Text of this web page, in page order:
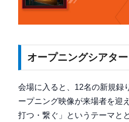
オープニングシアター
会場に入ると、12名の新規録
ープニング映像が来場者を迎
打つ・繋ぐ」というテーマと